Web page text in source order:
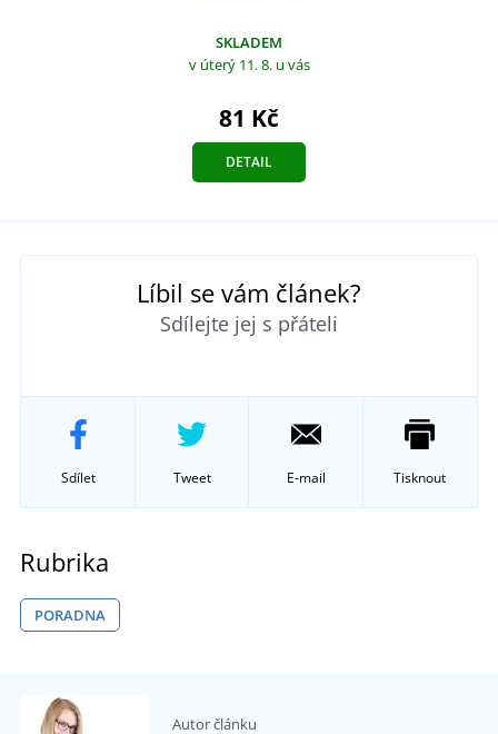
SKLADEM
v úterý 11. 8. u vás
81 Kč
DETAIL
Líbil se vám článek?
Sdílejte jej s přáteli
Sdílet Tweet E-mail Tisknout
Rubrika
PORADNA
Autor článku